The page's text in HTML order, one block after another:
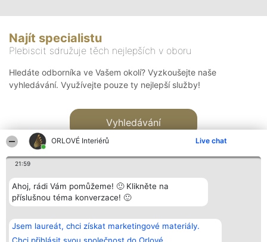
ORLOVÉ Interiérů Live chat
21:59
Ahoj, rádi Vám pomůžeme! 🙂 Klikněte na
příslušnou téma konverzace! 🙂
Jsem laureát, chci získat marketingové materiály.
Najít specialistu
Plebiscit sdružuje těch nejlepších v oboru
Hledáte odborníka ve Vašem okolí? Vyzkoušejte naše
vyhledávání. Využívejte pouze ty nejlepší služby!
Vyhledávání
Bright Side Solutions sp. z o.
o. sp. k.
ul. Ruska 22
Vítězové
Seznam všech
laureátů
Kontakt